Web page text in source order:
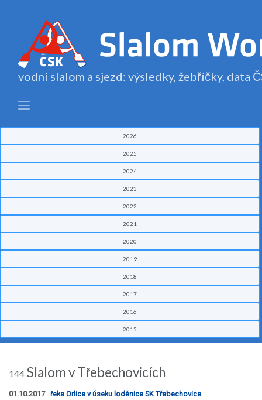
vodní slalom a sjezd: výsledky, žebříčky, data
2026
2025
2024
2023
2022
2021
2020
2019
2018
2017
2016
2015
144 Slalom v Třebechovicích
01.10.2017 řeka Orlice v úseku loděnice SK Třebechovice